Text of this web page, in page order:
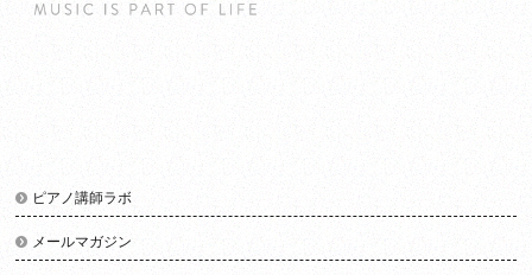
ピアノ講師ラボ
メールマガジン